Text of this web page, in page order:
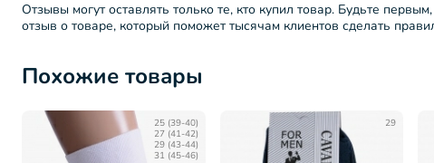
Отзывы могут оставлять только те, кто купил товар. Будьте
отзыв о товаре, который поможет тысячам клиентов сделать
Похожие товары
25 (39-40)
27 (41-42)
29 (43-44)
31 (45-46)
29